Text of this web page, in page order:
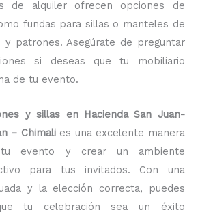
de alquiler ofrecen opciones de
fundas para sillas o manteles de
patrones. Asegúrate de preguntar
si deseas que tu mobiliario
de tu evento.
y sillas en Hacienda San Juan-
– Chimali es una excelente manera
evento y crear un ambiente
para tus invitados. Con una
y la elección correcta, puedes
tu celebración sea un éxito